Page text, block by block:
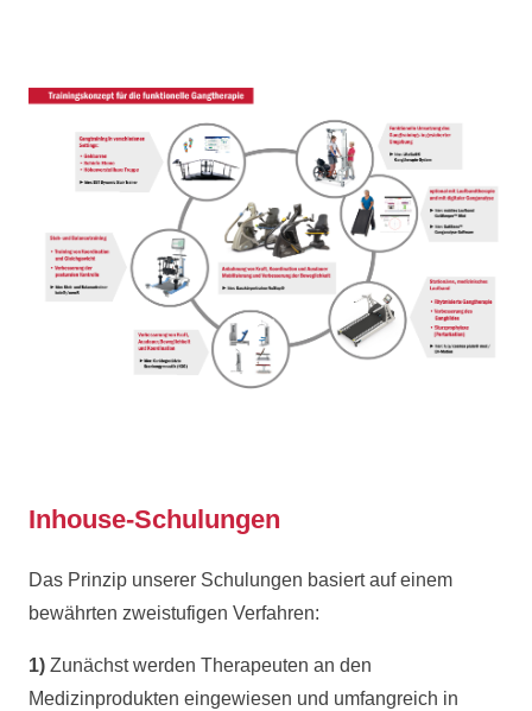
Inhouse-Schulungen
Das Prinzip unserer Schulungen basiert auf einem
bewährten zweistufigen Verfahren:
1) Zunächst werden Therapeuten an den
Medizinprodukten eingewiesen und umfangreich in